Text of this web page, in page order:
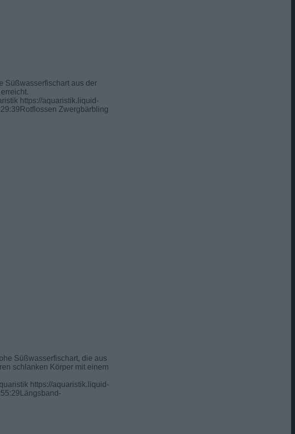
Süßwasserfischart aus der
https://aquaristik.liquid-
Rotflossen Zwergbärbling
Süßwasserfischart, die aus
schlanken Körper mit einem
https://aquaristik.liquid-
Längsband-